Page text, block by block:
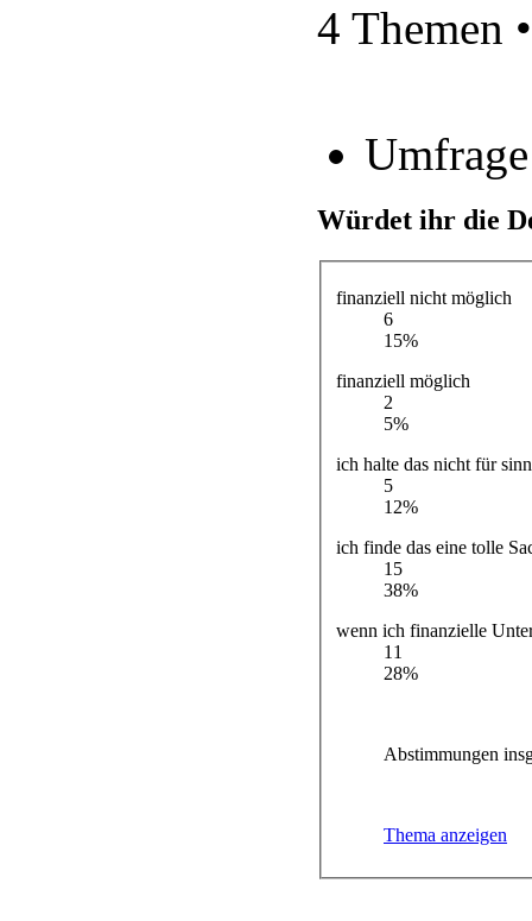
4 Themen
Umfrage
Würdet ihr die
finanziell nicht möglich
6
15%
finanziell möglich
2
5%
ich halte das nicht für
5
12%
ich finde das eine tolle
15
38%
wenn ich finanzielle
11
28%
Abstimmungen
Thema anzeigen